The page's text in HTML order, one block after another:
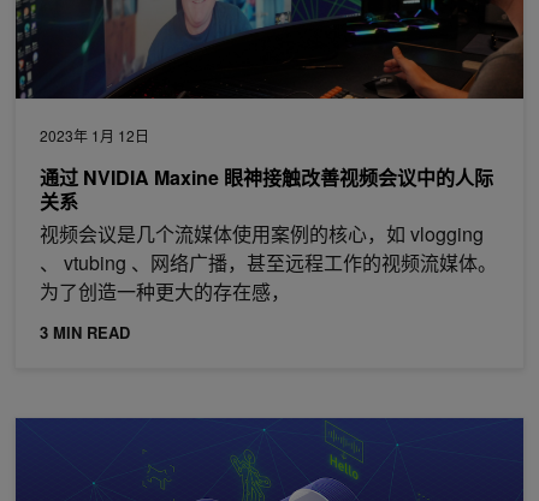
2023年 1月 12日
通过 NVIDIA Maxine 眼神接触改善视频会议中的人际
关系
视频会议是几个流媒体使用案例的核心，如 vlogging
、 vtubing 、网络广播，甚至远程工作的视频流媒体。
为了创造一种更大的存在感，
3 MIN READ
新的 NVIDIA Maxine 微服务增强了大规模会议的实时音频和视频